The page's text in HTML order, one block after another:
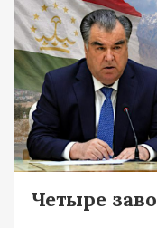
Четыре